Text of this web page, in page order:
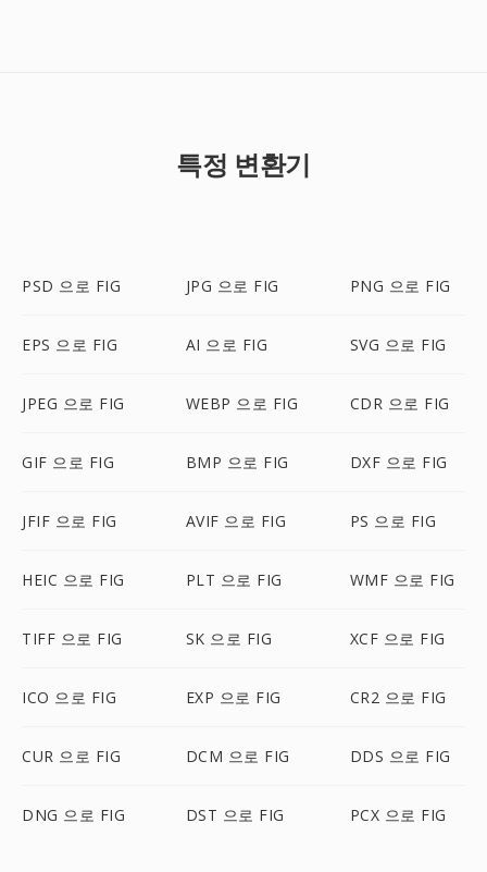
특정 변환기
PSD 으로 FIG JPG 으로 FIG PNG 으로 FIG
EPS 으로 FIG AI 으로 FIG SVG 으로 FIG
JPEG 으로 FIG WEBP 으로 FIG CDR 으로 FIG
GIF 으로 FIG BMP 으로 FIG DXF 으로 FIG
JFIF 으로 FIG AVIF 으로 FIG PS 으로 FIG
HEIC 으로 FIG PLT 으로 FIG WMF 으로 FIG
TIFF 으로 FIG SK 으로 FIG XCF 으로 FIG
ICO 으로 FIG EXP 으로 FIG CR2 으로 FIG
CUR 으로 FIG DCM 으로 FIG DDS 으로 FIG
DNG 으로 FIG DST 으로 FIG PCX 으로 FIG